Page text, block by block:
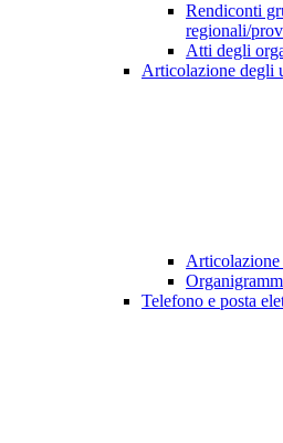
Rendiconti
regionali/
Atti degli
Articolazione degli
Telefono e posta